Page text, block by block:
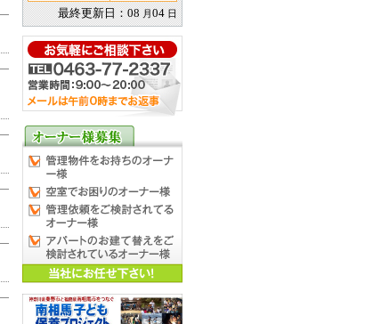
最終更新日：08 月04 日